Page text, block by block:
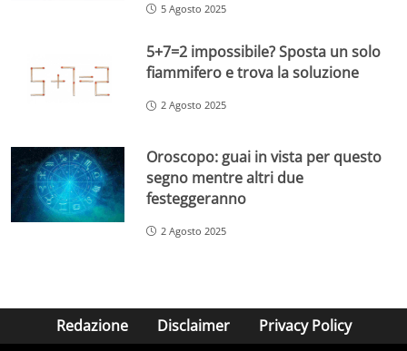
5 Agosto 2025
5+7=2 impossibile? Sposta un solo
fiammifero e trova la soluzione
2 Agosto 2025
Oroscopo: guai in vista per questo
segno mentre altri due
festeggeranno
2 Agosto 2025
Redazione Disclaimer Privacy Policy